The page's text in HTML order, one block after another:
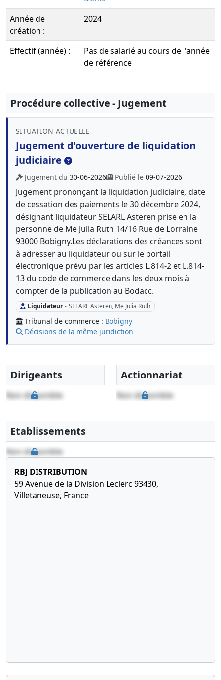
Année de
création :
2024
Effectif (année) :
Pas de salarié au cours de l'année
de référence
Procédure collective - Jugement
SITUATION ACTUELLE
Jugement d'ouverture de liquidation
judiciaire
Jugement du 30-06-2026 Publié le 09-07-2026
Jugement prononçant la liquidation judiciaire, date
de cessation des paiements le 30 décembre 2024,
désignant liquidateur SELARL Asteren prise en la
personne de Me Julia Ruth 14/16 Rue de Lorraine
93000 Bobigny.Les déclarations des créances sont
à adresser au liquidateur ou sur le portail
électronique prévu par les articles L.814-2 et L.814-
13 du code de commerce dans les deux mois à
compter de la publication au Bodacc.
Liquidateur - SELARL Asteren, Me Julia Ruth
Tribunal de commerce : Bobigny
Décisions de la même juridiction
Dirigeants
Non disponible
Actionnariat
Non disponible
Etablissements
Non disponible
RBJ DISTRIBUTION
59 Avenue de la Division Leclerc 93430,
Villetaneuse, France